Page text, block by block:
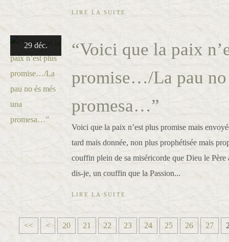
LIRE LA SUITE
29 déc.
“Voici que la paix
promise…/La pau no
promesa…”
Voici que la paix n’est plus promise mais
tard mais donnée, non plus prophétisée mais
couffin plein de sa miséricorde que Dieu le Père
dis-je, un couffin que la Passion...
LIRE LA SUITE
<< <
1
20 21 22 23 24 25 26 27